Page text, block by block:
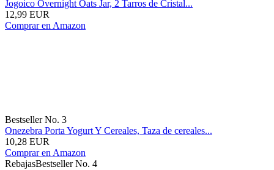
Jogoico Overnight Oats Jar, 2 Tarros de Cristal...
12,99 EUR
Comprar en Amazon
Bestseller No. 3
Onezebra Porta Yogurt Y Cereales, Taza de cereales...
10,28 EUR
Comprar en Amazon
RebajasBestseller No. 4